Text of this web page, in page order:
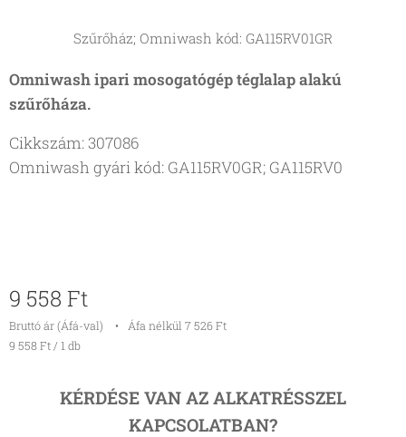
Szűrőház; Omniwash kód: GA115RV01GR
Omniwash ipari mosogatógép téglalap alakú
szűrőháza.
Cikkszám: 307086
Omniwash gyári kód: GA115RV0GR; GA115RV0
9 558 Ft
Bruttó ár (Áfá-val)
Áfa nélkül 7 526 Ft
9 558 Ft / 1 db
KÉRDÉSE VAN AZ ALKATRÉSSZEL
KAPCSOLATBAN?